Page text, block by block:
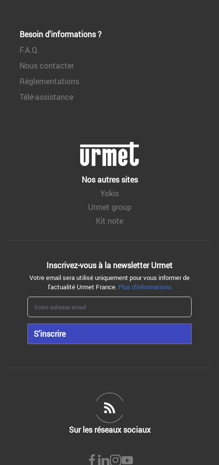
Besoin d'informations ?
F.A.Q.
Nous contacter
Réglementations
Télé-assistance
Nos autres sites
Yokis
Urmet group
Kit note
Inscrivez-vous à la newsletter Urmet
Votre email sera utilisé uniquement pour vous informer de
l'actualité Urmet France. Plus d'informations
S'inscrire
Sur les réseaux sociaux